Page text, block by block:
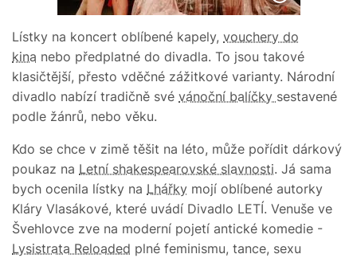
Lístky na koncert oblíbené kapely, vouchery do
kina nebo předplatné do divadla. To jsou takové
klasičtější, přesto vděčné zážitkové varianty. Národní
divadlo nabízí tradičně své vánoční balíčky sestavené
podle žánrů, nebo věku.
Kdo se chce v zimě těšit na léto, může pořídit dárkový
poukaz na Letní shakespearovské slavnosti. Já sama
bych ocenila lístky na Lhářky mojí oblíbené autorky
Kláry Vlasákové, které uvádí Divadlo LETÍ. Venuše ve
Švehlovce zve na moderní pojetí antické komedie -
Lysistrata Reloaded plné feminismu, tance, sexu